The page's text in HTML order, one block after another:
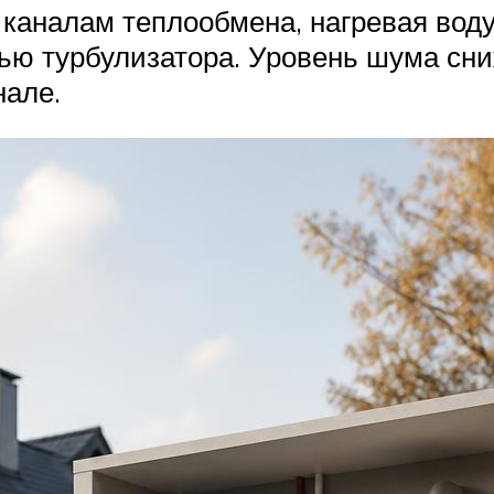
теплообмена, нагревая
Уровень шума